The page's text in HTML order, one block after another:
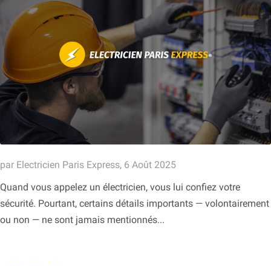
par Electricien Paris Express, 6 Août 2025
Quand vous appelez un électricien, vous lui confiez votre
sécurité. Pourtant, certains détails importants — volontairement
ou non — ne sont jamais mentionnés...